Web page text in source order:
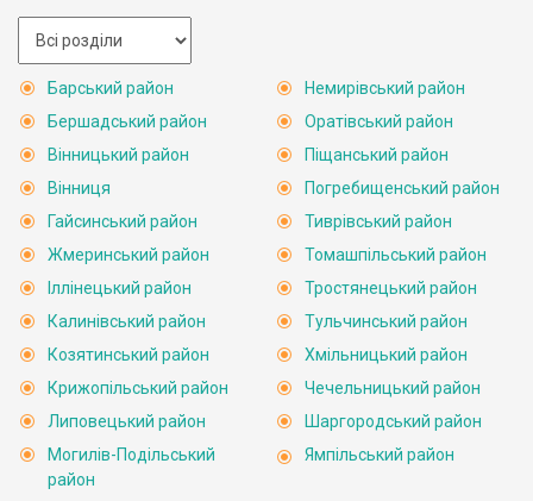
Барський район
Бершадський район
Вінницький район
Вінниця
Гайсинський район
Жмеринський район
Іллінецький район
Калинівський район
Козятинський район
Крижопільський район
Липовецький район
Могилів-Подільський
район
Немирівський район
Оратівський район
Піщанський район
Погребищенський район
Тиврівський район
Томашпільський район
Тростянецький район
Тульчинський район
Хмільницький район
Чечельницький район
Шаргородський район
Ямпільський район